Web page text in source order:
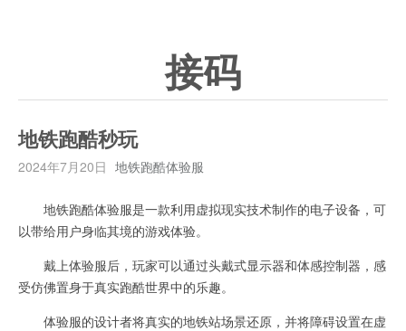
接码
地铁跑酷秒玩
2024年7月20日 地铁跑酷体验服
地铁跑酷体验服是一款利用虚拟现实技术制作的电子设备，可
以带给用户身临其境的游戏体验。
戴上体验服后，玩家可以通过头戴式显示器和体感控制器，感
受仿佛置身于真实跑酷世界中的乐趣。
体验服的设计者将真实的地铁站场景还原，并将障碍设置在虚